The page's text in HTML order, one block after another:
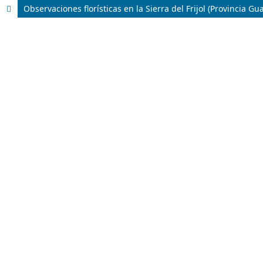
Observaciones florísticas en la Sierra del Frijol (Provincia